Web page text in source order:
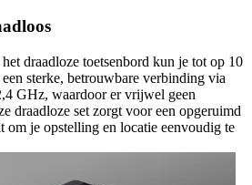
draadloze toetsenbord kun je tot op 10
sterke, betrouwbare verbinding via
GHz, waardoor er vrijwel geen
draadloze set zorgt voor een opgeruimd
om je opstelling en locatie eenvoudig te